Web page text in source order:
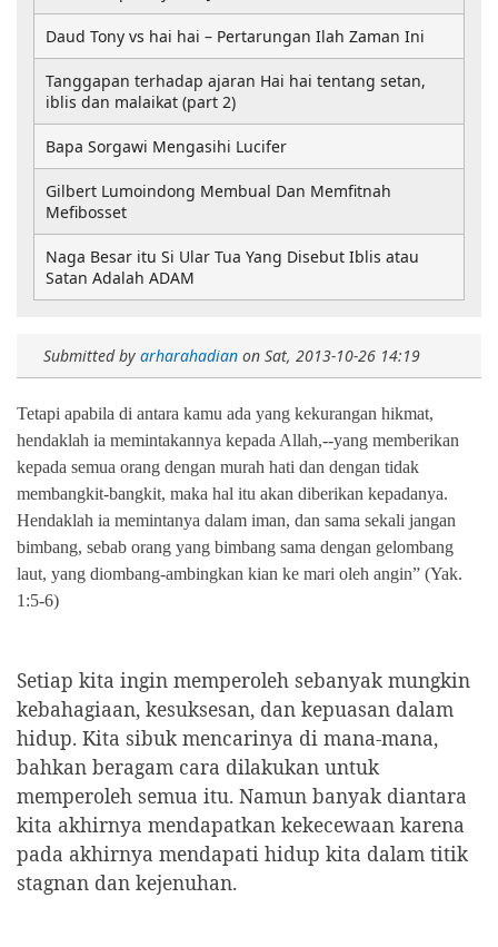
Submitted by arharahadian on Sat, 2013-10-26 14:19
Tetapi apabila di antara kamu ada yang kekurangan hikmat,
hendaklah ia memintakannya kepada Allah,--yang memberikan
kepada semua orang dengan murah hati dan dengan tidak
membangkit-bangkit, maka hal itu akan diberikan kepadanya.
Hendaklah ia memintanya dalam iman, dan sama sekali jangan
bimbang, sebab orang yang bimbang sama dengan gelombang
laut, yang diombang-ambingkan kian ke mari oleh angin” (Yak.
1:5-6)
Setiap kita ingin memperoleh sebanyak mungkin
kebahagiaan, kesuksesan, dan kepuasan dalam
hidup. Kita sibuk mencarinya di mana-mana,
bahkan beragam cara dilakukan untuk
memperoleh semua itu. Namun banyak diantara
kita akhirnya mendapatkan kekecewaan karena
pada akhirnya mendapati hidup kita dalam titik
stagnan dan kejenuhan.
Daud Tony vs hai hai – Pertarungan Ilah Zaman Ini
Tanggapan terhadap ajaran Hai hai tentang setan,
iblis dan malaikat (part 2)
Bapa Sorgawi Mengasihi Lucifer
Gilbert Lumoindong Membual Dan Memfitnah
Mefibosset
Naga Besar itu Si Ular Tua Yang Disebut Iblis atau
Satan Adalah ADAM